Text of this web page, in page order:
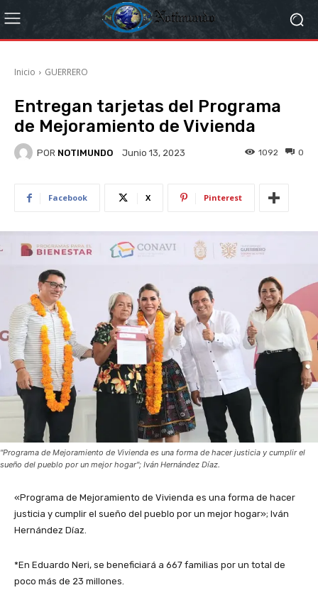
Inicio GUERRERO
Entregan tarjetas del Programa
de Mejoramiento de Vivienda
POR NOTIMUNDO Junio 13, 2023 0
1092
Facebook X Pinterest
"Programa de Mejoramiento de Vivienda es una forma de hacer justicia y cumplir el
sueño del pueblo por un mejor hogar"; Iván Hernández Díaz.
«Programa de Mejoramiento de Vivienda es una forma de hacer
justicia y cumplir el sueño del pueblo por un mejor hogar»; Iván
Hernández Díaz.
*En Eduardo Neri, se beneficiará a 667 familias por un total de
poco más de 23 millones.